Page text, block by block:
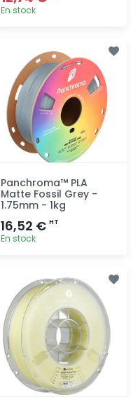
En stock
rapide
Panchroma™ PLA
Matte Fossil Grey -
1.75mm - 1kg
16,52 € HT
En stock
rapide